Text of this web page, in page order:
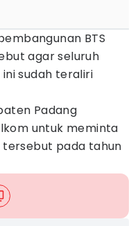
BTS
agar seluruh
sudah teraliri
Padang
untuk meminta
tersebut pada tahun